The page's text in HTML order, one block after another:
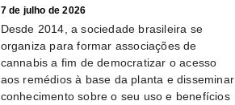
7 de julho de 2026
Desde 2014, a sociedade brasileira se
organiza para formar associações de
cannabis a fim de democratizar o acesso
aos remédios à base da planta e disseminar
conhecimento sobre o seu uso e benefícios